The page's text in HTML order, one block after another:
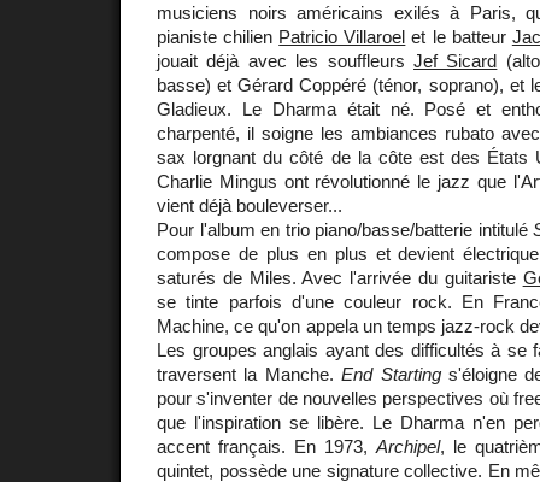
musiciens noirs américains exilés à Paris,
pianiste chilien Patricio Villaroel et le batteur
jouait déjà avec les souffleurs Jef Sicard
basse) et Gérard Coppéré (ténor, soprano), et
Gladieux. Le Dharma était né. Posé et
charpenté, il soigne les ambiances rubato
sax lorgnant du côté de la côte est des États
Charlie Mingus ont révolutionné le jazz que
vient déjà bouleverser...
Pour l'album en trio piano/basse/batterie intitulé
compose de plus en plus et devient
saturés de Miles. Avec l'arrivée du guitariste
se tinte parfois d'une couleur rock. En
Machine, ce qu'on appela un temps jazz-rock
Les groupes anglais ayant des difficultés à se
traversent la Manche.End Startings'éloigne
pour s'inventer de nouvelles perspectives où
que l'inspiration se libère. Le Dharma n'en
accent français. En 1973, Archipel, le
quintet, possède une signature collective. En